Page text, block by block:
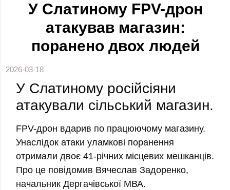
У Слатиному FPV-дрон
атакував магазин:
поранено двох людей
2026-03-18
У Слатиному російсіяни
атакували сільський магазин.
FPV-дрон вдарив по працюючому магазину.
Унаслідок атаки уламкові поранення
отримали двоє 41-річних місцевих мешканців.
Про це повідомив Вячеслав Задоренко,
начальник Дергачівської МВА.